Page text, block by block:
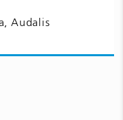
Audalis
bijwerkingen